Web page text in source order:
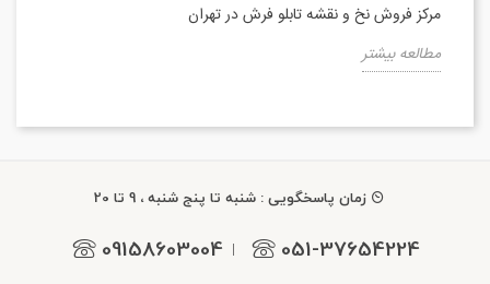
مرکز فروش نخ و نقشه تابلو فرش در تهران
مطالعه بیشتر
زمان پاسخگویی : شنبه تا پنج شنبه ، 9 تا 20
051-37654224
|
09158603004